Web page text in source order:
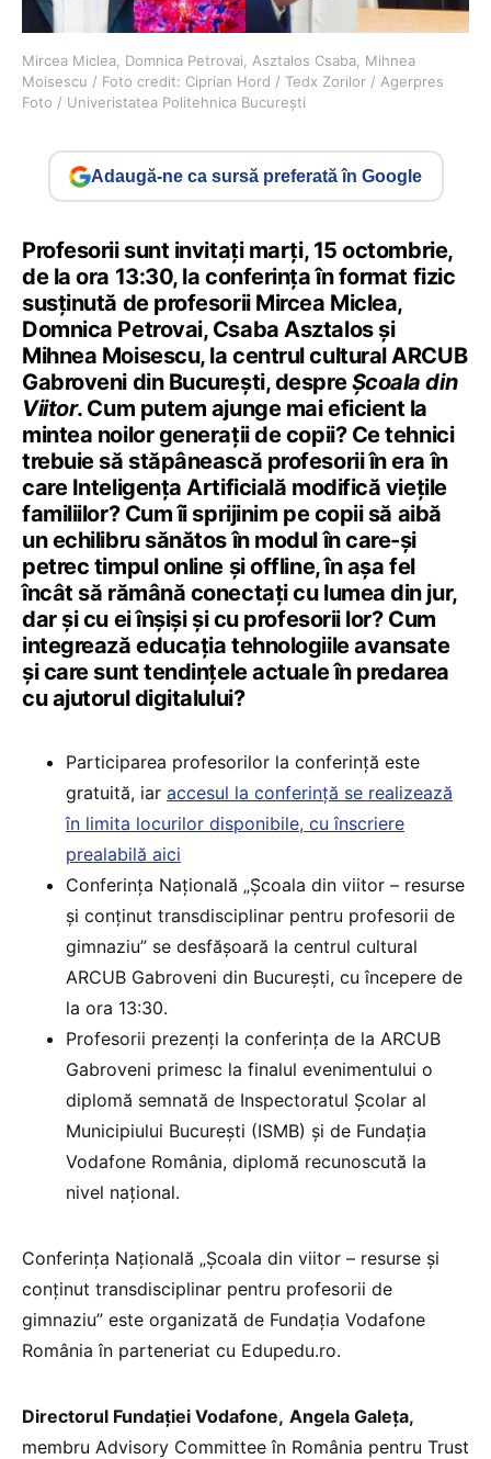
Mircea Miclea, Domnica Petrovai, Asztalos Csaba, Mihnea
Moisescu / Foto credit: Ciprian Hord / Tedx Zorilor / Agerpres
Foto / Univeristatea Politehnica București
Adaugă-ne ca sursă preferată în Google
Profesorii sunt invitați marți, 15 octombrie,
de la ora 13:30, la conferința în format fizic
susținută de profesorii Mircea Miclea,
Domnica Petrovai, Csaba Asztalos și
Mihnea Moisescu, la centrul cultural ARCUB
Gabroveni din București, despreȘcoala din
Viitor. Cum putem ajunge mai eficient la
mintea noilor generații de copii? Ce tehnici
trebuie să stăpânească profesorii în era în
care Inteligența Artificială modifică viețile
familiilor? Cum îi sprijinim pe copii să aibă
un echilibru sănătos în modul în care-și
petrec timpul online și offline, în așa fel
încât să rămână conectați cu lumea din jur,
dar și cu ei înșiși și cu profesorii lor? Cum
integrează educația tehnologiile avansate
și care sunt tendințele actuale în predarea
cu ajutorul digitalului?
Participarea profesorilor la conferință este
gratuită, iar accesul la conferință se realizează
în limita locurilor disponibile, cu înscriere
prealabilă aici
Conferința Națională „Școala din viitor – resurse
și conținut transdisciplinar pentru profesorii de
gimnaziu” se desfășoară la centrul cultural
ARCUB Gabroveni din București, cu începere de
la ora 13:30.
Profesorii prezenți la conferința de la ARCUB
Gabroveni primesc la finalul evenimentului o
diplomă semnată de Inspectoratul Școlar al
Municipiului București (ISMB) și de Fundația
Vodafone România, diplomă recunoscută la
nivel național.
Conferința Națională „Școala din viitor – resurse și
conținut transdisciplinar pentru profesorii de
gimnaziu” este organizată de Fundația Vodafone
România în parteneriat cu Edupedu.ro.
Directorul Fundației Vodafone, Angela Galeța,
membru Advisory Committee în România pentru Trust